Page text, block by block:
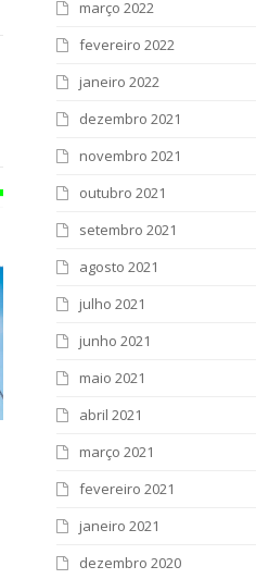
março 2022
fevereiro 2022
janeiro 2022
dezembro 2021
novembro 2021
outubro 2021
setembro 2021
agosto 2021
julho 2021
junho 2021
maio 2021
abril 2021
março 2021
fevereiro 2021
janeiro 2021
dezembro 2020